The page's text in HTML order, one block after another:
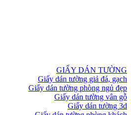
GIẤY DÁN TƯỜNG
Giấy dán tường giả đá, gạch
Giấy dán tường phòng ngủ đẹp
Giấy dán tường vân gỗ
Giấy dán tường 3d